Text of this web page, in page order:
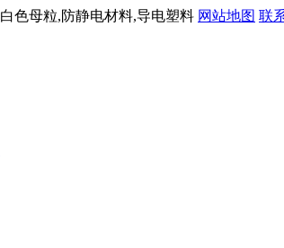
色母粒,防静电材料,导电塑料 网站地图 联